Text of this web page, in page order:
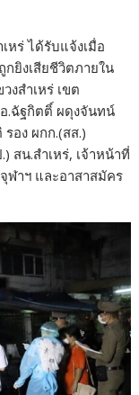
หร่ ได้รับแจ้งเมื่อ
กยิงเสียชีวิตภายใน
สำเหร่ เขต
.ฉัฐกิตติ์ ผดุงจันทน์
อง ผกก.(สส.)
สน.สำเหร่, เจ้าหน้าที่
ฬาฯ และอาสาสมัคร